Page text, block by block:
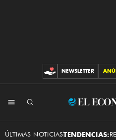
CONTRIBUCIONES
NEWSLETTER
ÚLTIMAS NOTICIASTENDENCIAS: